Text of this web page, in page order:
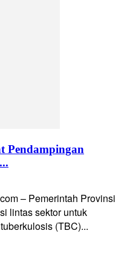
Pendampingan
– Pemerintah Provinsi
lintas sektor untuk
(TBC)...